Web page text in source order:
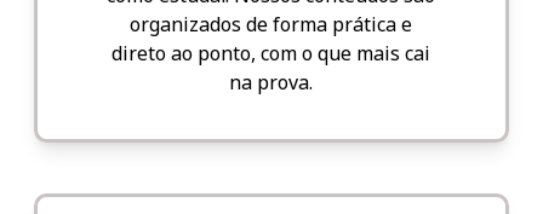
organizados de forma prática e
direto ao ponto, com o que mais cai
na prova.